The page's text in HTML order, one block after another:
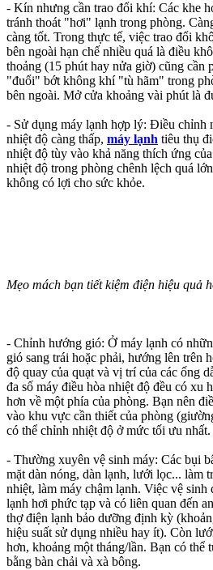
- Kín nhưng cần trao đổi khí: Các khe
tránh thoát "hơi" lạnh trong phòng.
càng tốt. Trong thực tế, việc trao đổi
bên ngoài hạn chế nhiều quá là điều
thoảng (15 phút hay nửa giờ) cũng cần
"đuổi" bớt không khí "tù hãm" trong
bên ngoài. Mở cửa khoảng vài phút là
- Sử dụng máy lạnh hợp lý: Điều chỉnh
nhiệt độ càng thấp, máy lạnh tiêu thụ
nhiệt độ tùy vào khả năng thích ứng
nhiệt độ trong phòng chênh lệch quá
không có lợi cho sức khỏe.
Mẹo mách bạn tiết kiệm điện hiệu quả
- Chỉnh hướng gió: Ở máy lạnh có
gió sang trái hoặc phải, hướng lên trên
độ quay của quạt và vị trí của các ống
đa số máy điều hòa nhiệt độ đều có xu
hơn về một phía của phòng. Bạn nên
vào khu vực cần thiết của phòng
có thể chỉnh nhiệt độ ở mức tối ưu nhất.
- Thường xuyên vệ sinh máy: Các bụi
mặt dàn nóng, dàn lạnh, lưới lọc... làm
nhiệt, làm máy chậm lạnh. Việc vệ sinh
lạnh hơi phức tạp và có liên quan đến
thợ điện lạnh bảo dưỡng định kỳ
hiệu suất sử dụng nhiều hay ít). Còn
hơn, khoảng một tháng/lần. Bạn có thể
bằng bàn chải và xà bông.